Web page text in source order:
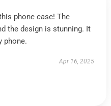
phone case! The
the design is stunning. It
phone.
Apr 16, 2025